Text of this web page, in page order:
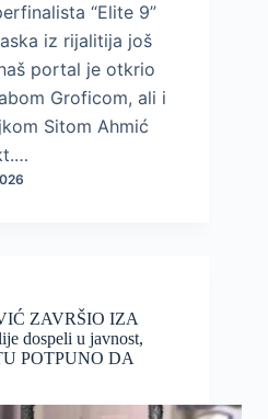
“Elite 9”
iz rijalitija još
portal je otkrio
Groficom, ali i
Sitom Ahmić
ZAVRŠIO IZA
dospeli u javnost,
POTPUNO DA